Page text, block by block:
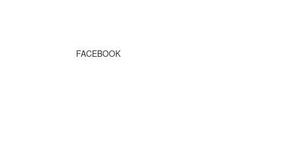
FACEBOOK